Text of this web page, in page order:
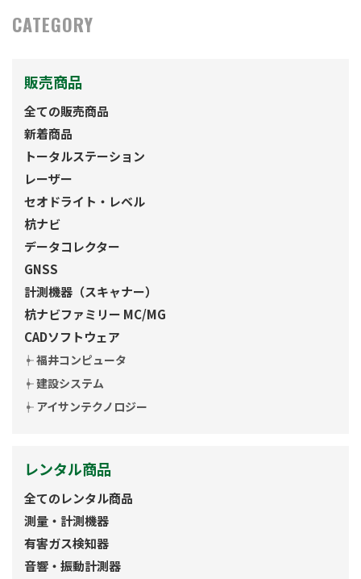
CATEGORY
販売商品
全ての販売商品
新着商品
トータルステーション
レーザー
セオドライト・レベル
杭ナビ
データコレクター
GNSS
計測機器（スキャナー）
杭ナビファミリー MC/MG
CADソフトウェア
福井コンピュータ
建設システム
アイサンテクノロジー
レンタル商品
全てのレンタル商品
測量・計測機器
有害ガス検知器
音響・振動計測器